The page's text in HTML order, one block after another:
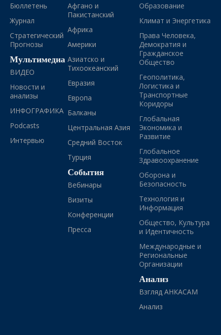
Бюллетень
Журнал
Стратегический
Прогнозы
Мультимедиа
ВИДЕО
Новости и
анализы
ИНФОГРАФИКА
Podcasts
Интервью
Афгано и
Пакистанский
Африка
Америки
Азиатско и
Тихоокеанский
Евразия
Европа
Балканы
Центральная Азия
Средний Восток
Турция
События
Вебинары
Визиты
Конференции
Пресса
Образование
Климат и Энергетика
Права Человека,
Демократия и
Гражданское
Общество
Геополитика,
Логистика и
Транспортные
Коридоры
Глобальная
Экономика и
Развитие
Глобальное
Здравоохранение
Оборона и
Безопасность
Технология и
Информация
Общество, Культура
и Идентичность
Международные и
Региональные
Организации
Анализ
Взгляд АНКАСАМ
Анализ